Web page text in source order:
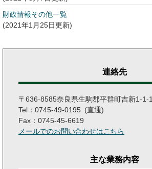
財政情報その他一覧
2021年1月25日更新
連絡先
〒636-8585奈良県生駒郡平群町吉新1-1-1
Tel：0745-49-0195
直通
Fax：0745-45-6619
メールでのお問い合わせはこちら
主な業務内容